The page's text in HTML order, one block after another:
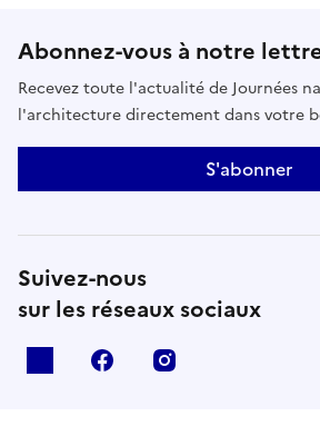
Abonnez-vous à notre
Recevez toute l'actualité de Journées
l'architecture directement dans votre
S'abonner
Suivez-nous
sur les réseaux sociaux
facebook